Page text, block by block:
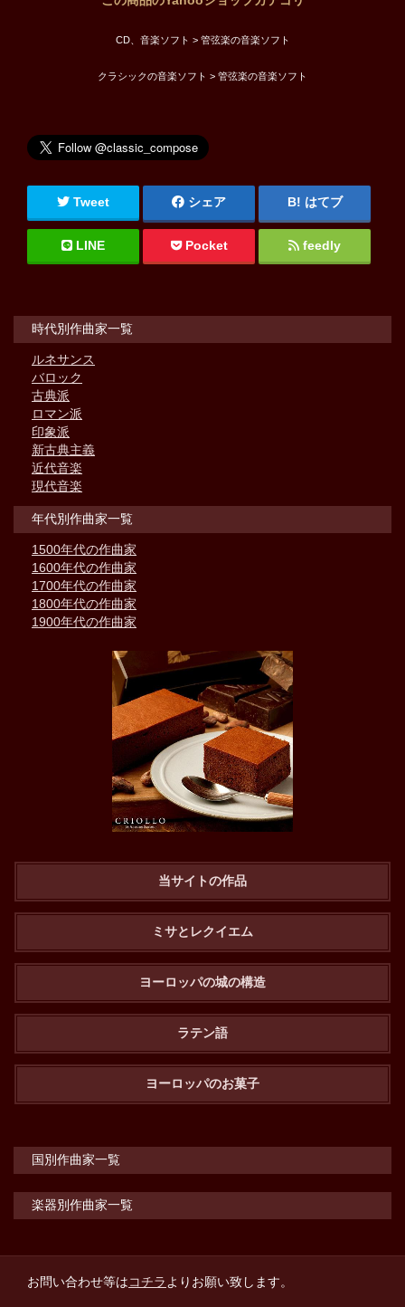
CD、音楽ソフト > 管弦楽の音楽ソフト
クラシックの音楽ソフト > 管弦楽の音楽ソフト
Tweet シェア はてブ
LINE Pocket feedly
時代別作曲家一覧
ルネサンス
バロック
古典派
ロマン派
印象派
新古典主義
近代音楽
現代音楽
年代別作曲家一覧
1500年代の作曲家
1600年代の作曲家
1700年代の作曲家
1800年代の作曲家
1900年代の作曲家
当サイトの作品
ミサとレクイエム
ヨーロッパの城の構造
ラテン語
ヨーロッパのお菓子
国別作曲家一覧
楽器別作曲家一覧
お問い合わせ等はコチラよりお願い致します。